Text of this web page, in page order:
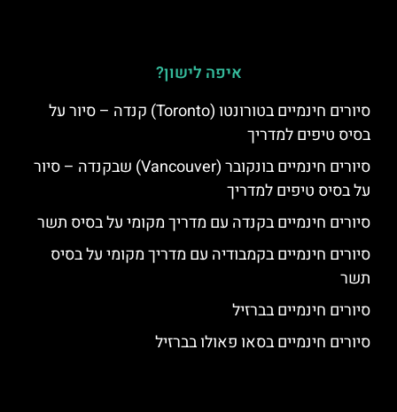
איפה לישון?
סיורים חינמיים בטורונטו (Toronto) קנדה – סיור על
בסיס טיפים למדריך
סיורים חינמיים בונקובר (Vancouver) שבקנדה – סיור
על בסיס טיפים למדריך
סיורים חינמיים בקנדה עם מדריך מקומי על בסיס תשר
סיורים חינמיים בקמבודיה עם מדריך מקומי על בסיס
תשר
סיורים חינמיים בברזיל
סיורים חינמיים בסאו פאולו בברזיל